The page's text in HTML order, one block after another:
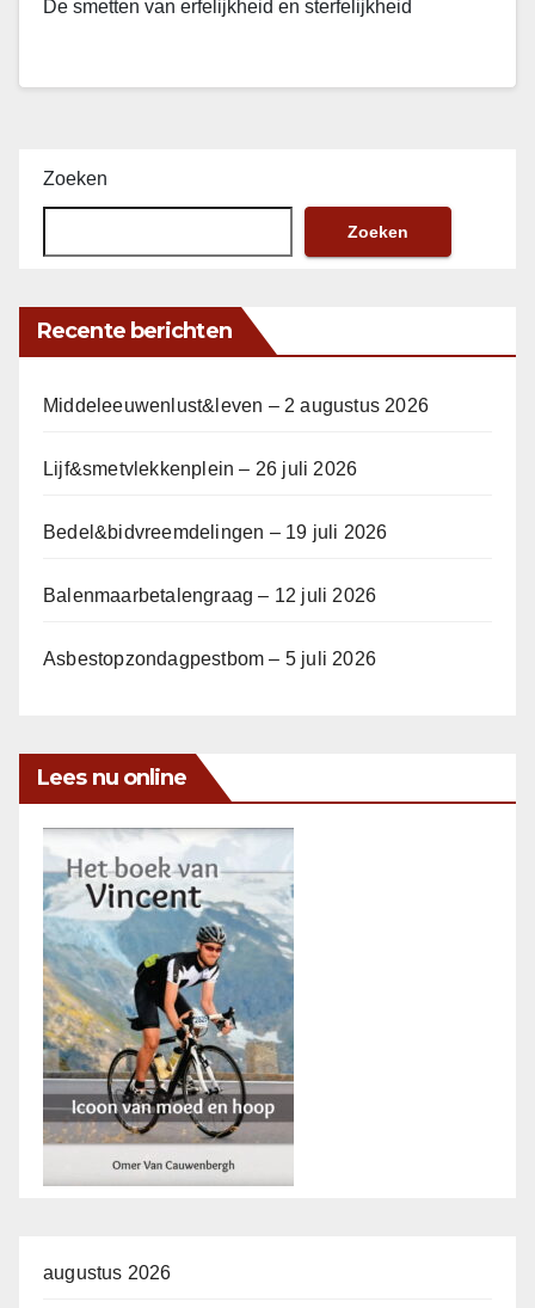
De smetten van erfelijkheid en sterfelijkheid
Zoeken
Zoeken
Recente berichten
Middeleeuwenlust&leven – 2 augustus 2026
Lijf&smetvlekkenplein – 26 juli 2026
Bedel&bidvreemdelingen – 19 juli 2026
Balenmaarbetalengraag – 12 juli 2026
Asbestopzondagpestbom – 5 juli 2026
Lees nu online
augustus 2026